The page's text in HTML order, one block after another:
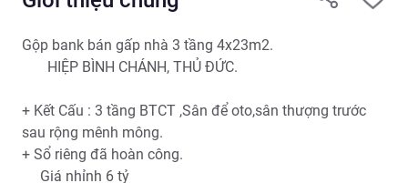
Gộp bank bán gấp nhà 3 tầng 4x23m2.
       HIỆP BÌNH CHÁNH, THỦ ĐỨC.
+ Kết Cấu : 3 tầng BTCT ,Sân để oto,sân thượng trước
sau rộng mênh mông.
+ Sổ riêng đã hoàn công.
     Giá nhỉnh 6 tỷ